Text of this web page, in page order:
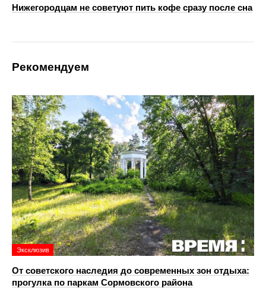
Нижегородцам не советуют пить кофе сразу после сна
Рекомендуем
Эксклюзив
От советского наследия до современных зон отдыха:
прогулка по паркам Сормовского района